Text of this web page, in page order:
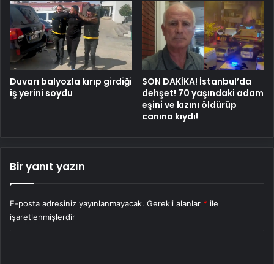
Duvarı balyozla kırıp girdiği
iş yerini soydu
SON DAKİKA! İstanbul’da
dehşet! 70 yaşındaki adam
eşini ve kızını öldürüp
canına kıydı!
Bir yanıt yazın
E-posta adresiniz yayınlanmayacak. Gerekli alanlar * ile
işaretlenmişlerdir